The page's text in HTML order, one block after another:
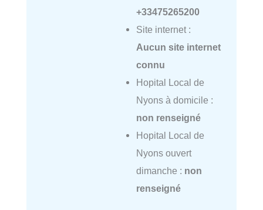
+33475265200
Site internet :
Aucun site internet
connu
Hopital Local de
Nyons à domicile :
non renseigné
Hopital Local de
Nyons ouvert
dimanche : non
renseigné